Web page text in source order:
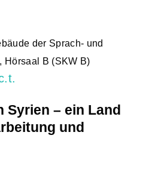
der Sprach- und
Hörsaal B (SKW B)
Syrien – ein Land
und